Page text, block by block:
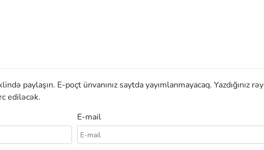
paylaşın. E-poçt ünvanınız saytda yayımlanmayacaq. Yazdığınız rəy
ediləcək.
E-mail